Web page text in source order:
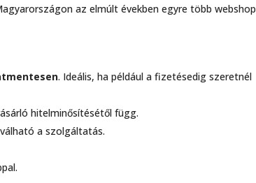
az elmúlt években egyre több webshop
. Ideális, ha például a fizetésedig szeretnél
hitelminősítésétől függ.
a szolgáltatás.